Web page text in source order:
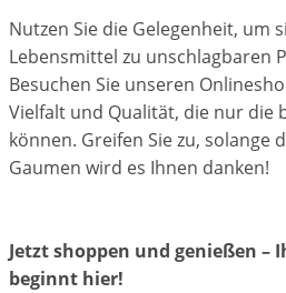
Nutzen Sie die Gelegenheit, um
Lebensmittel zu unschlagbaren
Besuchen Sie unseren
Vielfalt und Qualität, die nur die
können. Greifen Sie zu, solange
Gaumen wird es Ihnen danken!
Jetzt shoppen und genießen –
beginnt hier!